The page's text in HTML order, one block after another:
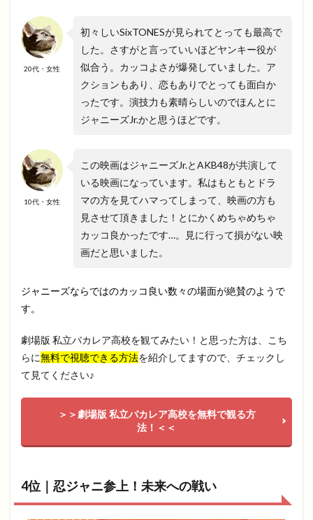
20代・女性
初々しいSixTONESが見られてとっても最高で
した。さすがと言っていいほどヤンキー役が
似合う。カッコよさが爆発していました。ア
クションもあり、恋もありでとっても面白か
ったです。演技力も素晴らしいのでほんとに
ジャニーズJr.かと思うほどです。
10代・女性
この映画はジャニーズJr.とAKB48が共演して
いる映画になっています。私はもともとドラ
マの方を見てハマってしまって、映画の方も
見させて頂きました！とにかくめちゃめちゃ
カッコ良かったです…。見に行って損がない映
画だと思いました。
ジャニーズならではのカッコ良い数々の場面が絶賛のようで
す。
劇場版 私立バカレア高校を観てみたい！と思った方は、こち
らに無料で視聴できる方法を紹介してますので、チェックし
て見てください♪
＞＞劇場版 私立バカレア高校を無料で観る方
法！＜＜
4位｜忍ジャニ参上！未来への戦い